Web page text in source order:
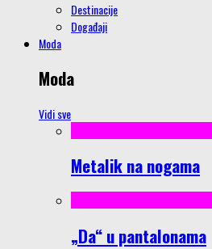
Destinacije
Događaji
Moda
Moda
Vidi sve
Metalik na nogama
„Da“ u pantalonama